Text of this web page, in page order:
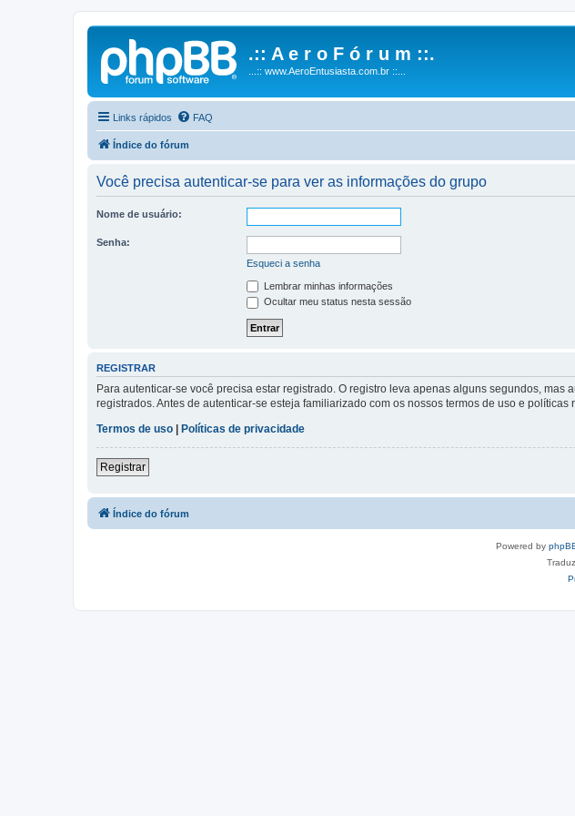
.:: A e r o F ó r u m ::.
...:: www.AeroEntusiasta.com.br ::...
Links rápidos FAQ
Índice do fórum
Você precisa autenticar-se para ver as informações do grupo
Nome de usuário:
Senha:
Esqueci a senha
Lembrar minhas informações
Ocultar meu status nesta sessão
REGISTRAR
Para autenticar-se você precisa estar registrado. O registro leva apenas alguns segundos,
registrados. Antes de autenticar-se esteja familiarizado com os nossos termos de uso e
Termos de uso
Políticas de privacidade
Registrar
Índice do fórum
Powered by